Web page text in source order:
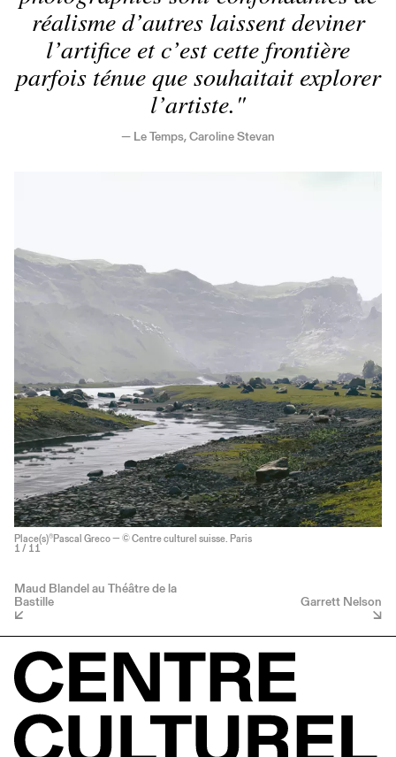
réalisme d’autres laissent deviner
l’artifice et c’est cette frontière
parfois ténue que souhaitait explorer
l’artiste.
Le Temps, Caroline Stevan
Place(s)®Pascal Greco — © Centre culturel suisse. Paris
1 / 11
Maud Blandel au Théâtre de la
Bastille Garrett Nelson